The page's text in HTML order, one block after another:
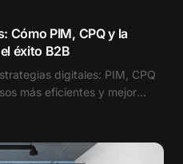
Cómo PIM, CPQ y la
éxito B2B
digitales: PIM, CPQ
más eficientes y mejor